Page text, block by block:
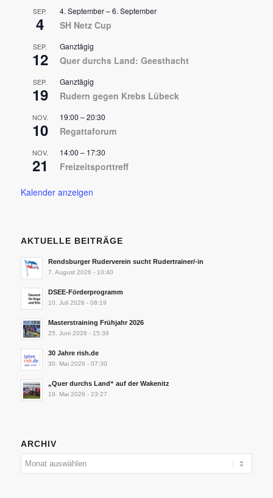
SEP.
4
4. September–6. September
SH Netz Cup
SEP.
12
Ganztägig
Quer durchs Land: Geesthacht
SEP.
19
Ganztägig
Rudern gegen Krebs Lübeck
NOV.
10
19:00 –20:30
Regattaforum
NOV.
21
14:00 – 17:30
Freizeitsporttreff
Kalender anzeigen
AKTUELLE BEITRÄGE
Rendsburger Ruderverein sucht Rudertrainer/-in
7. August 2026 - 10:40
DSEE-Förderprogramm
10. Juli 2026 - 08:19
Masterstraining Frühjahr 2026
25. Juni 2026 - 15:39
30 Jahre rish.de
30. Mai 2026 - 07:30
„Quer durchs Land“ auf der Wakenitz
19. Mai 2026 - 23:27
ARCHIV